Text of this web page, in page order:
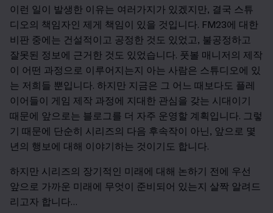
이런 일이 발생한 이유는 여러가지가 있겠지만, 결국 스튜
디오의 책임자인 제게 책임이 있을 것입니다. FM23에 대한
비판 중에는 건설적이고 공정한 것도 있었고, 불공정하고
잘못된 정보에 근거한 것도 있었습니다. 풋볼 매니저의 제작
이 어떤 과정으로 이루어지는지 아는 사람은 스튜디오에 있
는 저희들 뿐입니다. 하지만 지금은 그 어느 때보다도 플레
이어들이 게임 제작 과정에 지대한 관심을 갖는 시대이기
때문에 앞으로는 블로그를 더 자주 운영할 계획입니다. 그렇
기 때문에 단순히 시리즈의 다음 후속작이 아닌, 앞으로 몇
년의 행보에 대해 이야기하는 것이기도 합니다.
하지만 시리즈의 장기적인 미래에 대해 논하기 전에 우선
앞으로 가까운 미래에 무엇이 준비되어 있는지 살짝 알려드
리고자 합니다…